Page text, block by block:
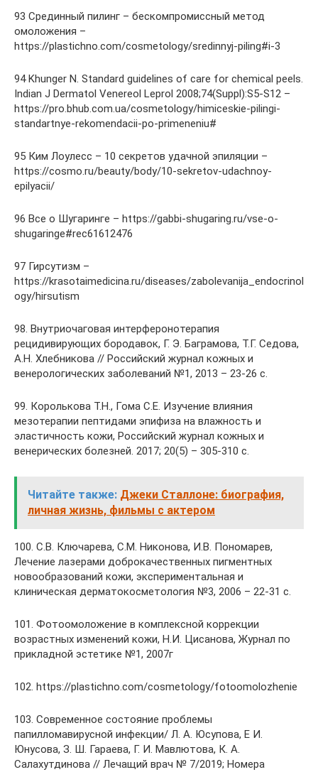
93 Срединный пилинг – бескомпромиссный метод
омоложения –
https://plastichno.com/cosmetology/sredinnyj-piling#i-3
94 Khunger N. Standard guidelines of care for chemical peels.
Indian J Dermatol Venereol Leprol 2008;74(Suppl):S5-S12 –
https://pro.bhub.com.ua/cosmetology/himiceskie-pilingi-
standartnye-rekomendacii-po-primeneniu#
95 Ким Лоулесс – 10 секретов удачной эпиляции –
https://cosmo.ru/beauty/body/10-sekretov-udachnoy-
epilyacii/
96 Все о Шугаринге – https://gabbi-shugaring.ru/vse-o-
shugaringe#rec61612476
97 Гирсутизм –
https://krasotaimedicina.ru/diseases/zabolevanija_endocrinol
ogy/hirsutism
98. Внутриочаговая интерферонотерапия
рецидивирующих бородавок, Г. Э. Баграмова, Т.Г. Седова,
А.Н. Хлебникова // Российский журнал кожных и
венерологических заболеваний №1, 2013 – 23-26 с.
99. Королькова Т.Н., Гома С.Е. Изучение влияния
мезотерапии пептидами эпифиза на влажность и
эластичность кожи, Российский журнал кожных и
венерических болезней. 2017; 20(5) – 305-310 с.
Читайте также: Джеки Сталлоне: биография,
личная жизнь, фильмы с актером
100. С.В. Ключарева, С.М. Никонова, И.В. Пономарев,
Лечение лазерами доброкачественных пигментных
новообразований кожи, экспериментальная и
клиническая дерматокосметология №3, 2006 – 22-31 с.
101. Фотоомоложение в комплексной коррекции
возрастных изменений кожи, Н.И. Цисанова, Журнал по
прикладной эстетике №1, 2007г
102. https://plastichno.com/cosmetology/fotoomolozhenie
103. Современное состояние проблемы
папилломавирусной инфекции/ Л. А. Юсупова, Е И.
Юнусова, З. Ш. Гараева, Г. И. Мавлютова, К. А.
Салахутдинова // Лечащий врач № 7/2019; Номера